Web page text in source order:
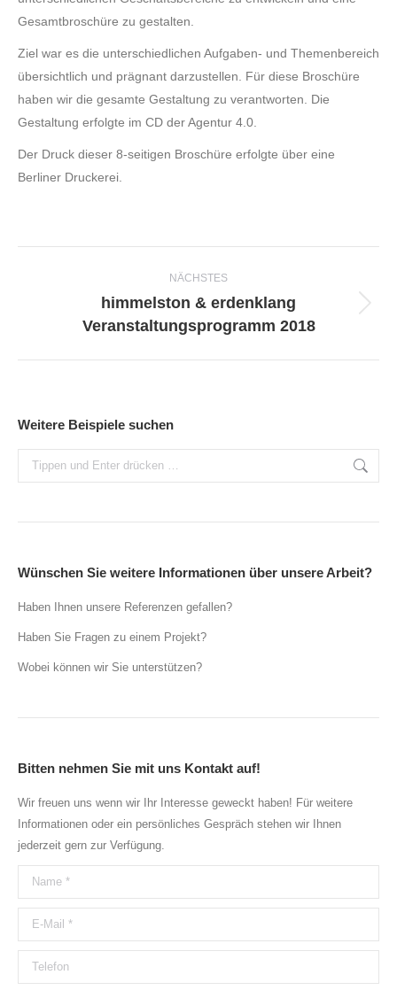
Gesamtbroschüre zu gestalten.
Ziel war es die unterschiedlichen Aufgaben- und Themenbereich
übersichtlich und prägnant darzustellen. Für diese Broschüre
haben wir die gesamte Gestaltung zu verantworten. Die
Gestaltung erfolgte im CD der Agentur 4.0.
Der Druck dieser 8-seitigen Broschüre erfolgte über eine
Berliner Druckerei.
navigation
NÄCHSTES
project:
himmelston & erdenklang
Veranstaltungsprogramm 2018
Weitere Beispiele suchen
Search:
Wünschen Sie weitere Informationen über unsere Arbeit?
Haben Ihnen unsere Referenzen gefallen?
Haben Sie Fragen zu einem Projekt?
Wobei können wir Sie unterstützen?
Bitten nehmen Sie mit uns Kontakt auf!
Wir freuen uns wenn wir Ihr Interesse geweckt haben! Für weitere
Informationen oder ein persönliches Gespräch stehen wir Ihnen
jederzeit gern zur Verfügung.
Name *
E-Mail *
Telefon